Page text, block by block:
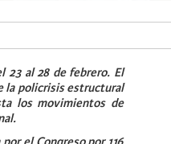
23 al 28 de febrero. El
la policrisis estructural
los movimientos de